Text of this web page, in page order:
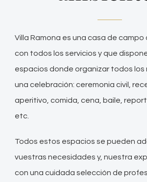
Villa Ramona es una casa de
con todos los servicios y que
espacios donde organizar todos los
una celebración: ceremonia civil,
aperitivo, comida, cena, baile,
etc.
Todos estos espacios se pueden
vuestras necesidades y, nuestra
con una cuidada selección de